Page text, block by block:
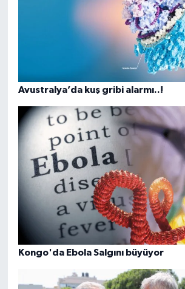
Avustralya’da kuş gribi alarmı..!
Kongo'da Ebola Salgını büyüyor